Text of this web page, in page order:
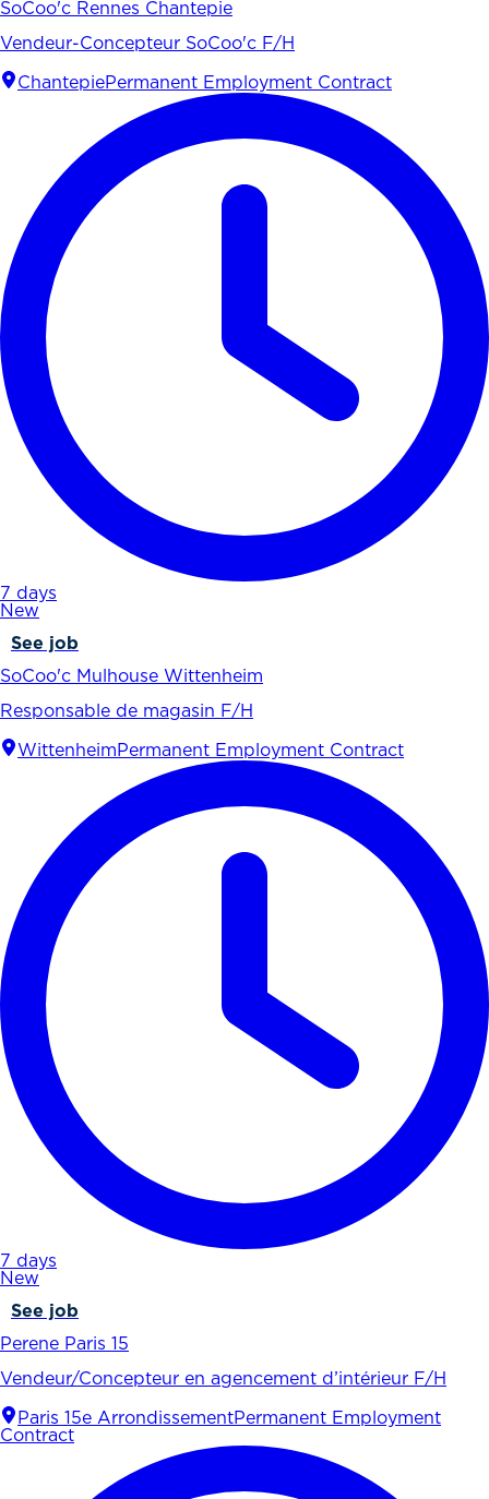
SoCoo'c Rennes Chantepie
Vendeur-Concepteur SoCoo'c F/H
ChantepiePermanent Employment Contract
7 days
New
See job
SoCoo'c Mulhouse Wittenheim
Responsable de magasin F/H
Wittenheim Permanent Employment Contract
7 days
New
See job
Perene Paris 15
Vendeur/Concepteur en agencement d’intérieur F/H
Paris 15e ArrondissementPermanent Employment
Contract